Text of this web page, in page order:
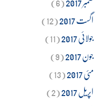
اگست 2017
(12)
جولائی 2017
(11)
جون 2017
(9)
مئی 2017
(13)
اپریل 2017
(2)